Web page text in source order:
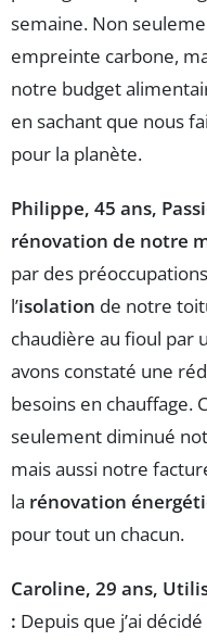
semaine. Non
empreinte carbone,
notre budget
en sachant que nous
pour la planète.
Philippe, 45 ans,
rénovation de notre
par des
l’isolation de notre
chaudière au fioul par
avons constaté une
besoins en chauffage.
seulement diminué
mais aussi notre
la rénovation
pour tout un chacun.
Caroline, 29 ans,
: Depuis que j’ai